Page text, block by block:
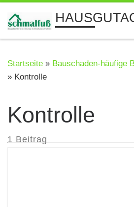
Zum Inhalt springen
Startseite » Bauschaden-häufige
» Kontrolle
Kontrolle
1 Beitrag